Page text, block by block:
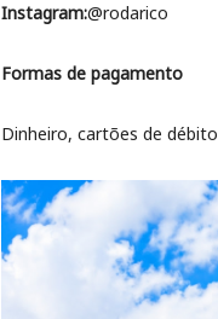
Instagram:@rodarico
Formas de pagamento
Dinheiro, cartões de